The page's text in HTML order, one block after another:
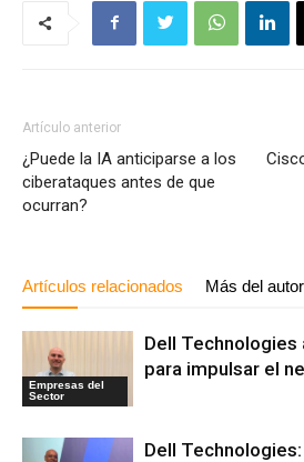
Artículo anterior
¿Puede la IA anticiparse a los
ciberataques antes de que
ocurran?
Artículos relacionados Más del autor
Empresas del
Sector
Dell Technologies
para impulsar el
Dell